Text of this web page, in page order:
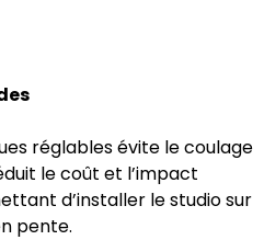
réglables évite le coulage
le coût et l’impact
d’installer le studio sur
pente.